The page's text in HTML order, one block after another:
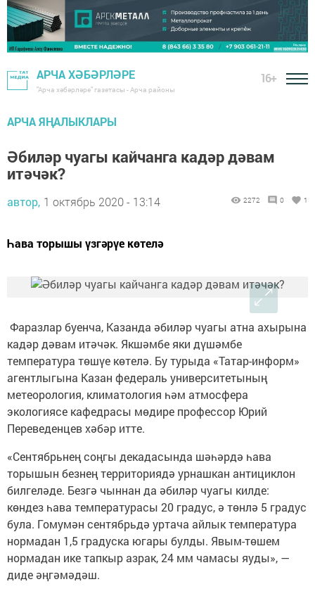
АРЧА ХӘБӘРЛӘРЕ
"Арча хәбәрләре" газетасы - Арча районы
16+
АРЧА ЯҢАЛЫКЛАРЫ
Әбиләр чуагы кайчанга кадәр дәвам
итәчәк?
автор, 1 октябрь 2020 - 13:14 2272 0 1
Һава торышы үзгәрүе көтелә
Фаразлар буенча, Казанда әбиләр чуагы атна ахырына
кадәр дәвам итәчәк. Якшәмбе яки дүшәмбе
температура төшүе көтелә. Бу турыда «Татар-информ»
агентлыгына Казан федераль университетының
метеорология, климатология һәм атмосфера
экологиясе кафедрасы мөдире профессор Юрий
Переведенцев хәбәр итте.
«Сентябрьнең соңгы декадасында шәһәрдә һава
торышын безнең территориядә урнашкан антициклон
билгеләде. Безгә чыннан да әбиләр чуагы килде:
көндез һава температурасы 20 градус, ә төнлә 5 градус
була. Гомумән сентябрьдә уртача айлык температура
нормадан 1,5 градуска югары булды. Явым-төшем
нормадан ике тапкыр азрак, 24 мм чамасы яуды», —
диде әңгәмәдәш.